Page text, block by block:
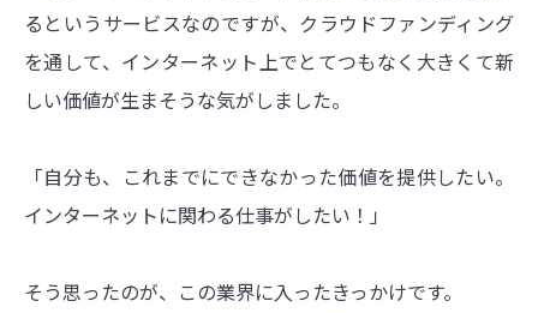
るというサービスなのですが、クラウドファンディング
を通して、インターネット上でとてつもなく大きくて新
しい価値が生まそうな気がしました。
「自分も、これまでにできなかった価値を提供したい。
インターネットに関わる仕事がしたい！」
そう思ったのが、この業界に入ったきっかけです。